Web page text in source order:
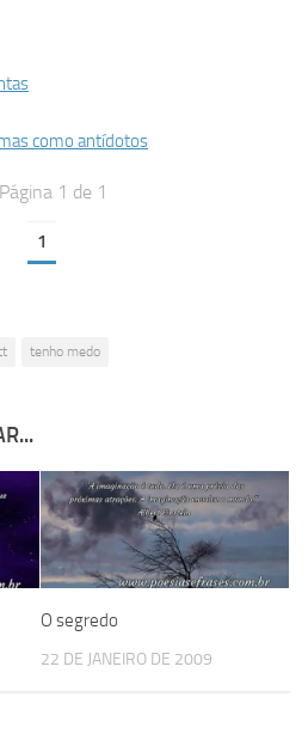
como antídotos
Página 1 de 1
1
tenho medo
O segredo
22 DE JANEIRO DE 2009